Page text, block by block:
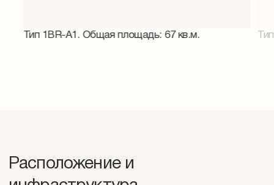
Тип 1BR-A1. Общая площадь: 67 кв.м.
Расположение и